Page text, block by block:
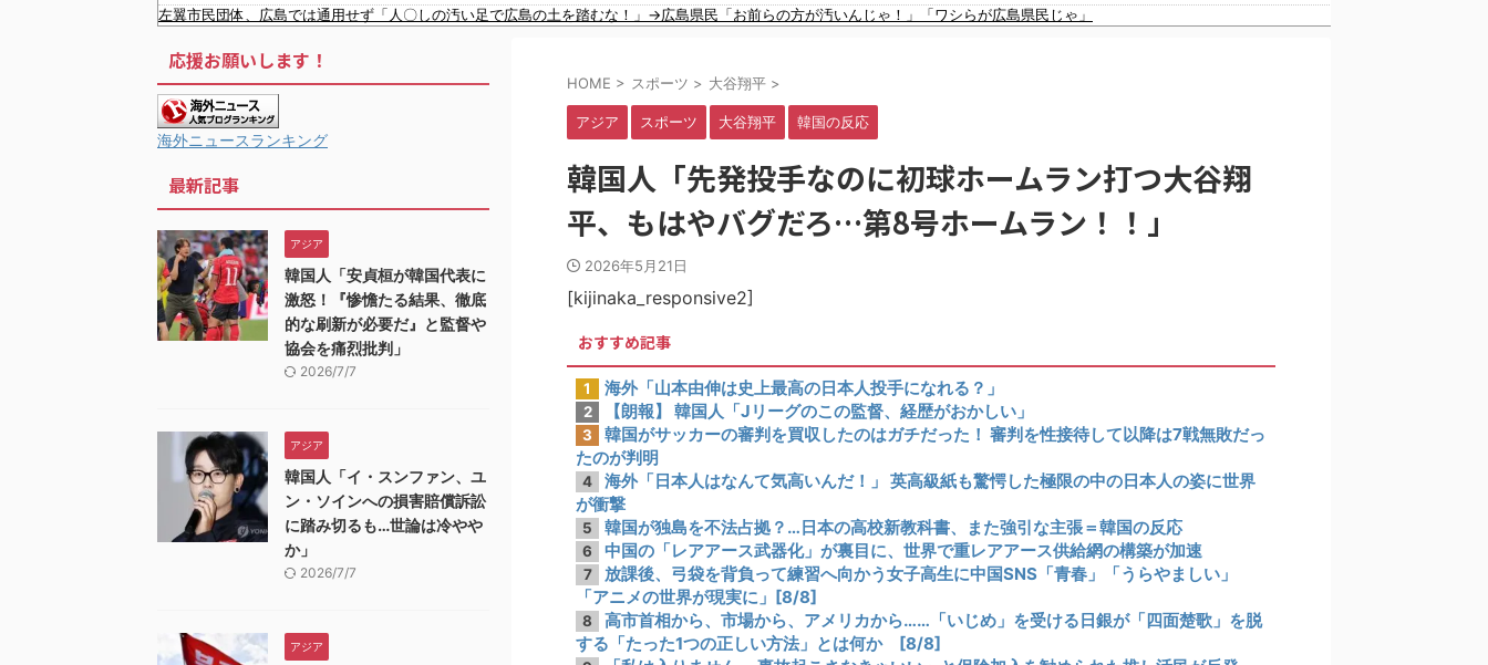
【動画】ロシア軍のドローンをネット発射装置で撃墜するウクライナ。
左翼市民団体、広島では通用せず「人〇しの汚い足で広島の土を踏むな！」→広島県民「お前らの方が汚いんじゃ！」「ワシらが広島県民じゃ」
【ネット騒然】 元ジャンポケ斉藤の妻、夫の求刑7年翌日にインスタ更新！その内容がガチでヤバすぎる…
【悲報】 とにかくヤりたくてブスと付き合ったらｗｗｗｗｗｗｗｗｗｗｗｗｗｗｗ
韓国人「日本の柴犬くん散歩中の暑さに耐えられなかった結果」
韓国人「韓国サッカー協会関係者が『不適切接待は慣行だった』と衝撃発言！日韓ワールドカップ4強にも疑いの視線が向けられる」
韓国人「現在、日本でとんでもない進化を遂げている韓国料理がこちら…」→「これは旨いのでは…？（ﾌﾞﾙﾌﾞﾙ」＝韓国の反応
お前らがメイドイン韓国で認めてるもの 「キムチ」あと3つは？
韓国がサッカーの審判を買収したのはガチだった！ 審判を性接待して以降は7戦無敗だったのが判明
韓国人「フランスの有力紙も大韓サッカー協会前代未聞の不祥事を詳細に報道！」→「国際的スキャンダルに発展してしまう‥」
韓国人「我が国がクウェート戦で行った審判買収が本当に深刻である理由がこちら…」→「これはダメなやつ…（ﾌﾞﾙﾌﾞﾙ」＝韓国の反応
中国人「サッカーW杯の日本戦で、何回も映っていたこの女性は一体誰？」 中国人「なんという上品さ」「どう見ても一般人ではない」
HOME > スポーツ > 大谷翔平 >
アジア スポーツ 大谷翔平 韓国の反応
韓国人「先発投手なのに初球ホームラン打つ大谷翔
平、もはやバグだろ…第8号ホームラン！！」
2026年5月21日
[kijinaka_responsive2]
おすすめ記事
1 海外「山本由伸は史上最高の日本人投手になれる？」
2 【朗報】 韓国人「Jリーグのこの監督、経歴がおかしい」
3
韓国がサッカーの審判を買収したのはガチだった！ 審判を性接待して以降は7戦無敗だっ
たのが判明
4
海外「日本人はなんて気高いんだ！」 英高級紙も驚愕した極限の中の日本人の姿に世界
が衝撃
5 韓国が独島を不法占拠？…日本の高校新教科書、また強引な主張＝韓国の反応
6 中国の「レアアース武器化」が裏目に、世界で重レアアース供給網の構築が加速
7
放課後、弓袋を背負って練習へ向かう女子高生に中国SNS「青春」「うらやましい」
「アニメの世界が現実に」[8/8]
8
高市首相から、市場から、アメリカから……「いじめ」を受ける日銀が「四面楚歌」を脱
する「たった1つの正しい方法」とは何か [8/8]
応援お願いします！
海外ニュースランキング
最新記事
アジア
韓国人「安貞桓が韓国代表に
激怒！『惨憺たる結果、徹底
的な刷新が必要だ』と監督や
協会を痛烈批判」
2026/7/7
アジア
韓国人「イ・スンファン、ユ
ン・ソインへの損害賠償訴訟
に踏み切るも…世論は冷やや
か」
2026/7/7
アジア